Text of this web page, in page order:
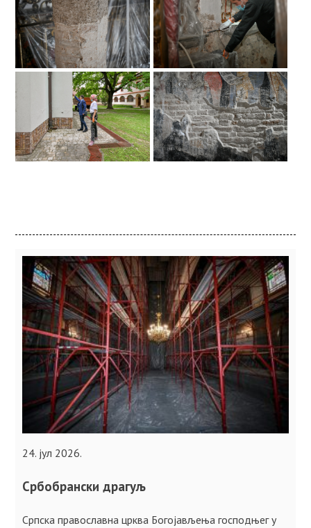
24. јул 2026.
Србобрански драгуљ
Српска православна црква Богојављења господњег у